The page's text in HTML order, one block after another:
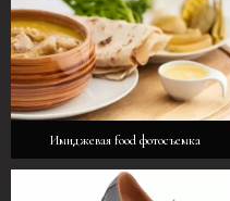
Имиджевая food фотосъемка